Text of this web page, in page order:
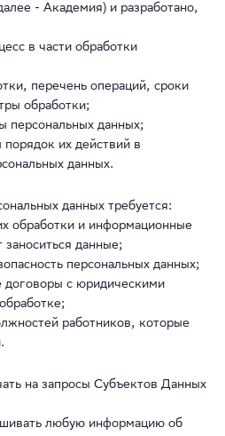
- Академия) и разработано,
в части обработки
перечень операций, сроки
обработки;
персональных данных;
их действий в
данных.
данных требуется:
обработки и информационные
данные;
персональных данных;
договоры с юридическими
работников, которые
на запросы Субъектов Данных
любую информацию об